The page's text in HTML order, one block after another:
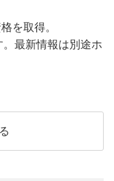
を取得。
最新情報は別途ホ